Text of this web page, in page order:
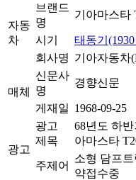
자동
차
브랜드
명
기아마스타
시기
태동기
회사명 기아자동차
매체
신문사
명
경향신문
게재일 1968-09-25
광고
광고
제목
68년도 하
아마스타
주제어
소형 담프
약접수중